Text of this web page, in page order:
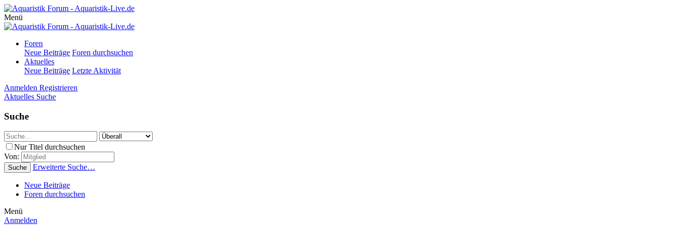
Menü
Foren
Neue Beiträge Foren durchsuchen
Aktuelles
Neue Beiträge Letzte Aktivität
Anmelden Registrieren
Aktuelles Suche
Suche
Nur Titel durchsuchen
Von:
Suche Erweiterte Suche…
Neue Beiträge
Foren durchsuchen
Menü
Anmelden